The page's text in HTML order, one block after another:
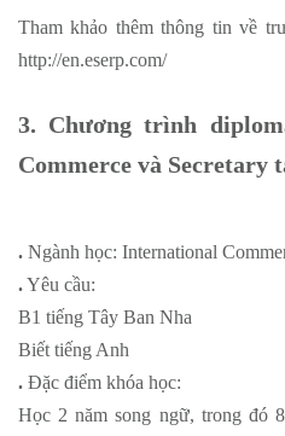
Tham khảo thêm thông tin về
http://en.eserp.com/
3. Chương trình
Commerce và Secretary
. Ngành học: International
.Yêu cầu:
B1 tiếng Tây Ban Nha
Biết tiếng Anh
. Đặc điểm khóa học:
Học 2 năm song ngữ, trong đó